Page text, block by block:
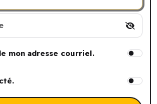
mon adresse courriel.